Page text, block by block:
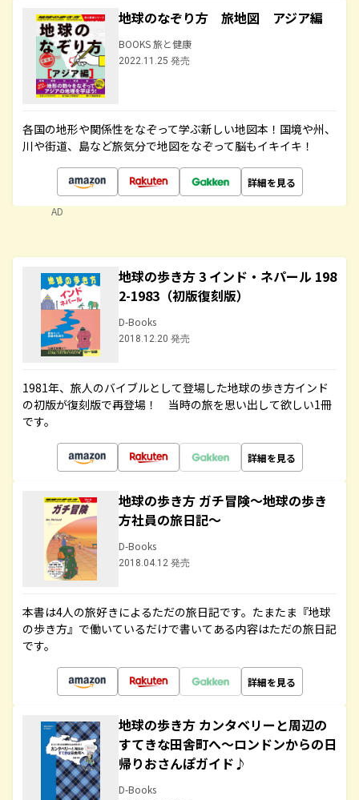
地球のなぞり方 旅地図 アジア編
BOOKS 旅と健康
2022.11.25 発売
各国の地形や関係性をなぞって学ぶ新しい地図本！国境や州、
川や街道、島など旅気分で地図をなぞって脳もイキイキ！
詳細を見る
AD
地球の歩き方 3 インド・ネパール 198
2-1983（初版復刻版）
D-Books
2018.12.20 発売
1981年、旅人のバイブルとして登場した地球の歩き方インド
の初版が復刻版で再登場！ 当時の旅を思い出して欲しい1冊
です。
詳細を見る
地球の歩き方 ガチ冒険～地球の歩き
方社員の旅日記～
D-Books
2018.04.12 発売
本書は4人の旅好きによるただの旅日記です。たまたま『地球
の歩き方』で働いているだけで書いてある内容はただの旅日記
です。
詳細を見る
地球の歩き方 カンタベリーと周辺の
すてきな田舎町へ～ロンドンからの日
帰りおさんぽガイド♪
D-Books